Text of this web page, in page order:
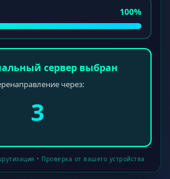
100%
сервер выбран
через:
3
• Проверка от вашего устройства